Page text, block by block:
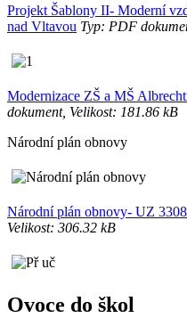
Projekt Šablony II- Moderní
nad Vltavou Typ: PDF
Modernizace ZŠ a MŠ
dokument, Velikost: 181.86 kB
Národní plán obnovy
Národní plán obnovy- UZ
Velikost: 306.32 kB
Ovoce do škol